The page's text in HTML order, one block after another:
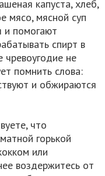
капуста, хлеб,
мясо, мясной суп
и помогают
спирт в
чревоугодие не
помнить слова:
и обжираются
что
горькой
или
воздержитесь от